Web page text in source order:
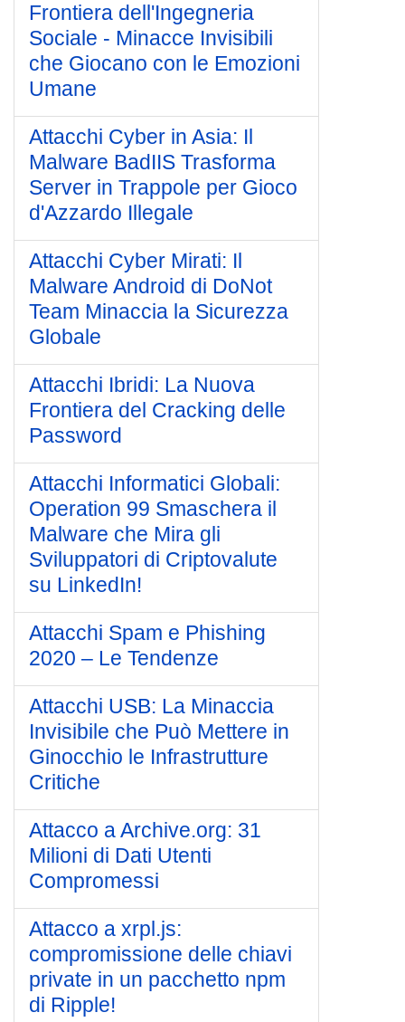
Frontiera dell'Ingegneria
Sociale - Minacce Invisibili
che Giocano con le Emozioni
Umane
Attacchi Cyber in Asia: Il
Malware BadIIS Trasforma
Server in Trappole per Gioco
d'Azzardo Illegale
Attacchi Cyber Mirati: Il
Malware Android di DoNot
Team Minaccia la Sicurezza
Globale
Attacchi Ibridi: La Nuova
Frontiera del Cracking delle
Password
Attacchi Informatici Globali:
Operation 99 Smaschera il
Malware che Mira gli
Sviluppatori di Criptovalute
su LinkedIn!
Attacchi Spam e Phishing
2020 – Le Tendenze
Attacchi USB: La Minaccia
Invisibile che Può Mettere in
Ginocchio le Infrastrutture
Critiche
Attacco a Archive.org: 31
Milioni di Dati Utenti
Compromessi
Attacco a xrpl.js:
compromissione delle chiavi
private in un pacchetto npm
di Ripple!